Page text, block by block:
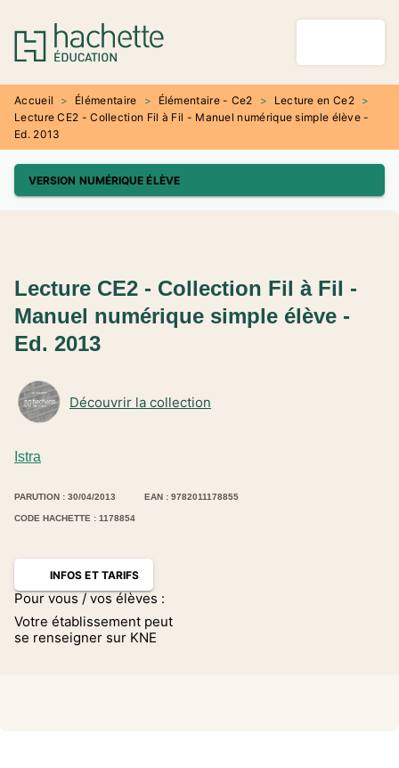
MENU RECHERCHE
PIED DE PAGE
Accueil > Élémentaire > Élémentaire - Ce2 > Lecture en Ce2
>
Lecture CE2 - Collection Fil à Fil - Manuel numérique simple élève -
Ed. 2013
VERSION NUMÉRIQUE ÉLÈVE
Istra
Découvrir la collection
Lecture CE2 - Collection Fil à Fil -
Manuel numérique simple élève -
Ed. 2013
PARUTION : 30/04/2013 EAN : 9782011178855
CODE HACHETTE : 1178854
INFOS ET TARIFS
Pour vous / vos élèves :
Votre établissement peut
se renseigner sur KNE